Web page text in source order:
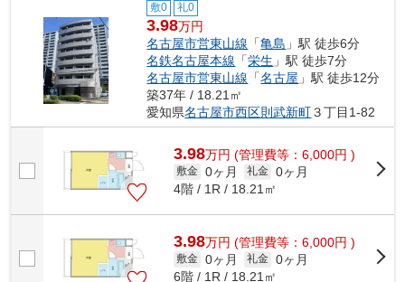
敷0 礼0
3.98万円
名古屋市営東山線 「亀島 」駅 徒歩6分
名鉄名古屋本線 「栄生 」駅 徒歩7分
名古屋市営東山線 「名古屋 」駅 徒歩12分
築37年 / 18.21㎡
愛知県名古屋市西区則武新町３丁目1-82
3.98万円 (管理費等：6,000円 )
敷金 0ヶ月 礼金 0ヶ月
4階 / 1R / 18.21㎡
3.98万円 (管理費等：6,000円 )
敷金 0ヶ月 礼金 0ヶ月
6階 / 1R / 18.21㎡